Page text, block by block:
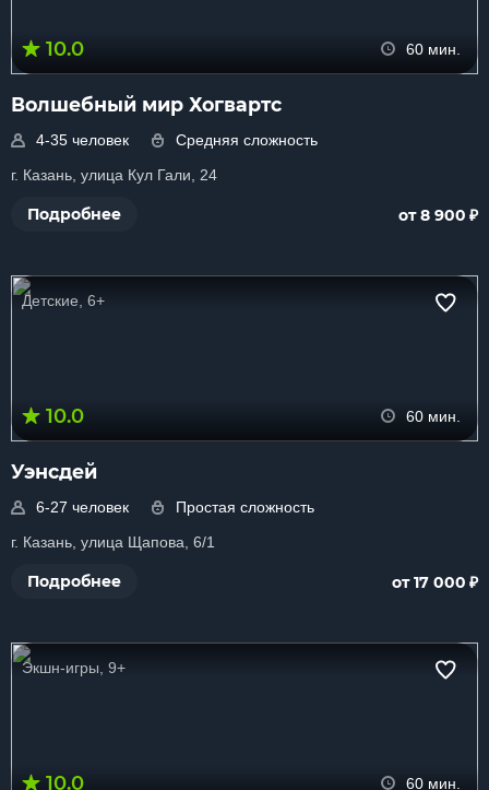
10.0 60 мин.
Волшебный мир Хогвартс
4-35 человек
Средняя сложность
г. Казань, улица Кул Гали, 24
Подробнее от 8 900 ₽
Детские, 6+
10.0 60 мин.
Уэнсдей
6-27 человек
Простая сложность
г. Казань, улица Щапова, 6/1
Подробнее от 17 000 ₽
Экшн-игры, 9+
10.0 60 мин.